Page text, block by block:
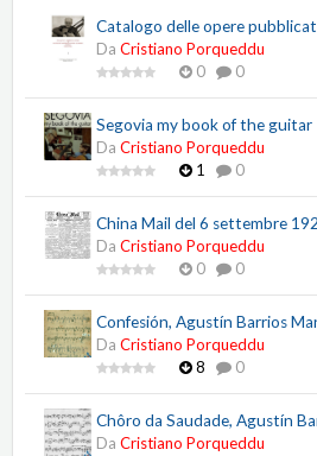
Catalogo delle opere
Da Cristiano Porqueddu
0
0
Segovia my book of the guitar
Da Cristiano Porqueddu
1
0
China Mail del 6 settembre
Da Cristiano Porqueddu
0
0
Confesión, Agustín Barrios
Da Cristiano Porqueddu
8
0
Chôro da Saudade, Agustín
Da Cristiano Porqueddu